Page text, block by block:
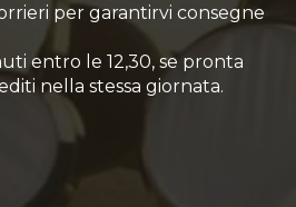
per garantirvi consegne
entro le 12,30, se pronta
nella stessa giornata.